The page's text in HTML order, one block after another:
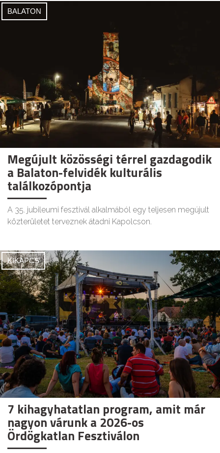
BALATON
Megújult közösségi térrel gazdagodik
a Balaton-felvidék kulturális
találkozópontja
A 35. jubileumi fesztivál alkalmából egy teljesen megújult
közterületet terveznek átadni Kapolcson.
KIKAPCS
7 kihagyhatatlan program, amit már
nagyon várunk a 2026-os
Ördögkatlan Fesztiválon